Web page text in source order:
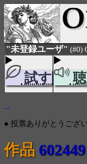
"未登録ユーザ" (#0)
試す
...
● 投票ありがとうござ
作品 602449